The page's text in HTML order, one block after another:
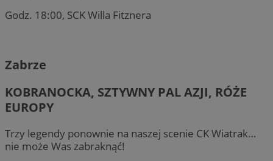
Godz. 18:00, SCK Willa Fitznera
Zabrze
KOBRANOCKA, SZTYWNY PAL AZJI, RÓŻE
EUROPY
Trzy legendy ponownie na naszej scenie CK Wiatrak…
nie może Was zabraknąć!